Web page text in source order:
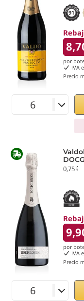
91
por
IVA
Precio
0,75 ℓ
por
IVA
Precio